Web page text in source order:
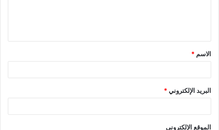
ق
*
الاسم *
البريد الإلكتروني*
الموقع الإلكتروني